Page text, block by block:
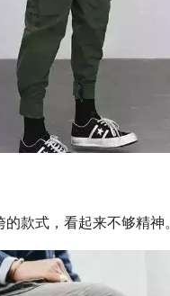
款式，看起来不够精神。